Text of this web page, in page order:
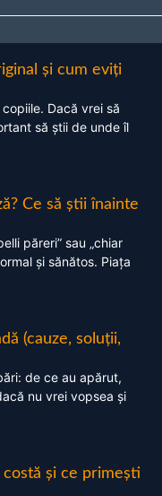
și cum eviți
Dacă vrei să
să știi de unde îl
Ce să știi înainte
păreri” sau „chiar
și sănătos. Piața
(cauze, soluții,
de ce au apărut,
nu vrei vopsea și
și ce primești